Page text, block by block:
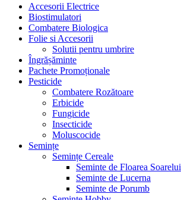
Accesorii Electrice
Biostimulatori
Combatere Biologica
Folie si Accesorii
Solutii pentru umbrire
Îngrășăminte
Pachete Promoționale
Pesticide
Combatere Rozătoare
Erbicide
Fungicide
Insecticide
Moluscocide
Semințe
Semințe Cereale
Seminte de Floarea Soarelui
Seminte de Lucerna
Seminte de Porumb